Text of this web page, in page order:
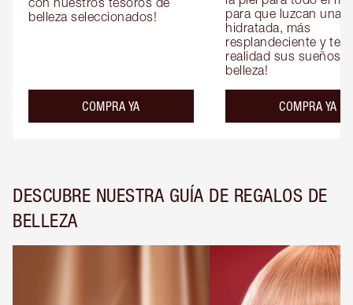
belleza seleccionados!
COMPRA YA
para que luzcan una
hidratada, más
resplandeciente y
realidad sus sueños
belleza!
COMPRA YA
DESCUBRE NUESTRA GUÍA DE REGALOS DE
BELLEZA